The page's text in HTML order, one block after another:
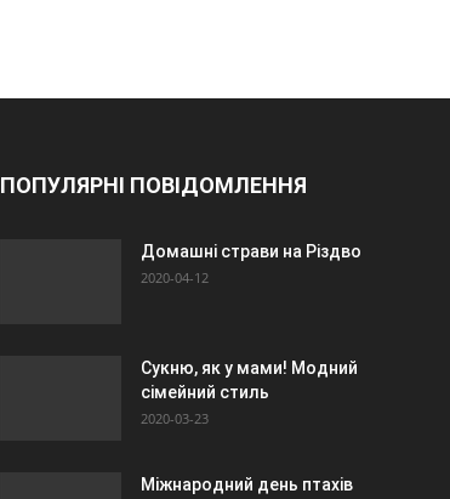
ПОПУЛЯРНІ ПОВІДОМЛЕННЯ
Домашні страви на Різдво
2020-04-12
Сукню, як у мами! Модний
сімейний стиль
2020-03-23
Міжнародний день птахів